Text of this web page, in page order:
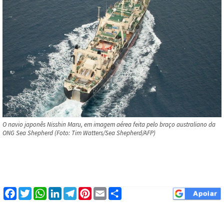
O navio japonês Nisshin Maru, em imagem aérea feita pelo braço australiano da
ONG Sea Shepherd (Foto: Tim Watters/Sea Shepherd/AFP)
Facebook
TwitterWhatsApp
LinkedInTelegram
Pinterest
Email